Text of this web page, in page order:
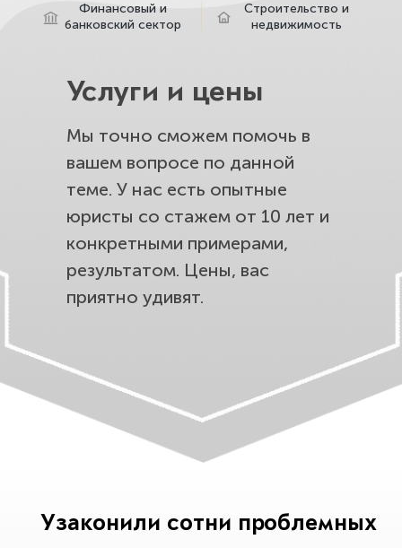
Финансовый и
банковский сектор
Строительство и
недвижимость
Услуги и цены
Мы точно сможем помочь в
вашем вопросе по данной
теме. У нас есть опытные
юристы со стажем от 10 лет и
конкретными примерами,
результатом. Цены, вас
приятно удивят.
Узаконили сотни проблемных